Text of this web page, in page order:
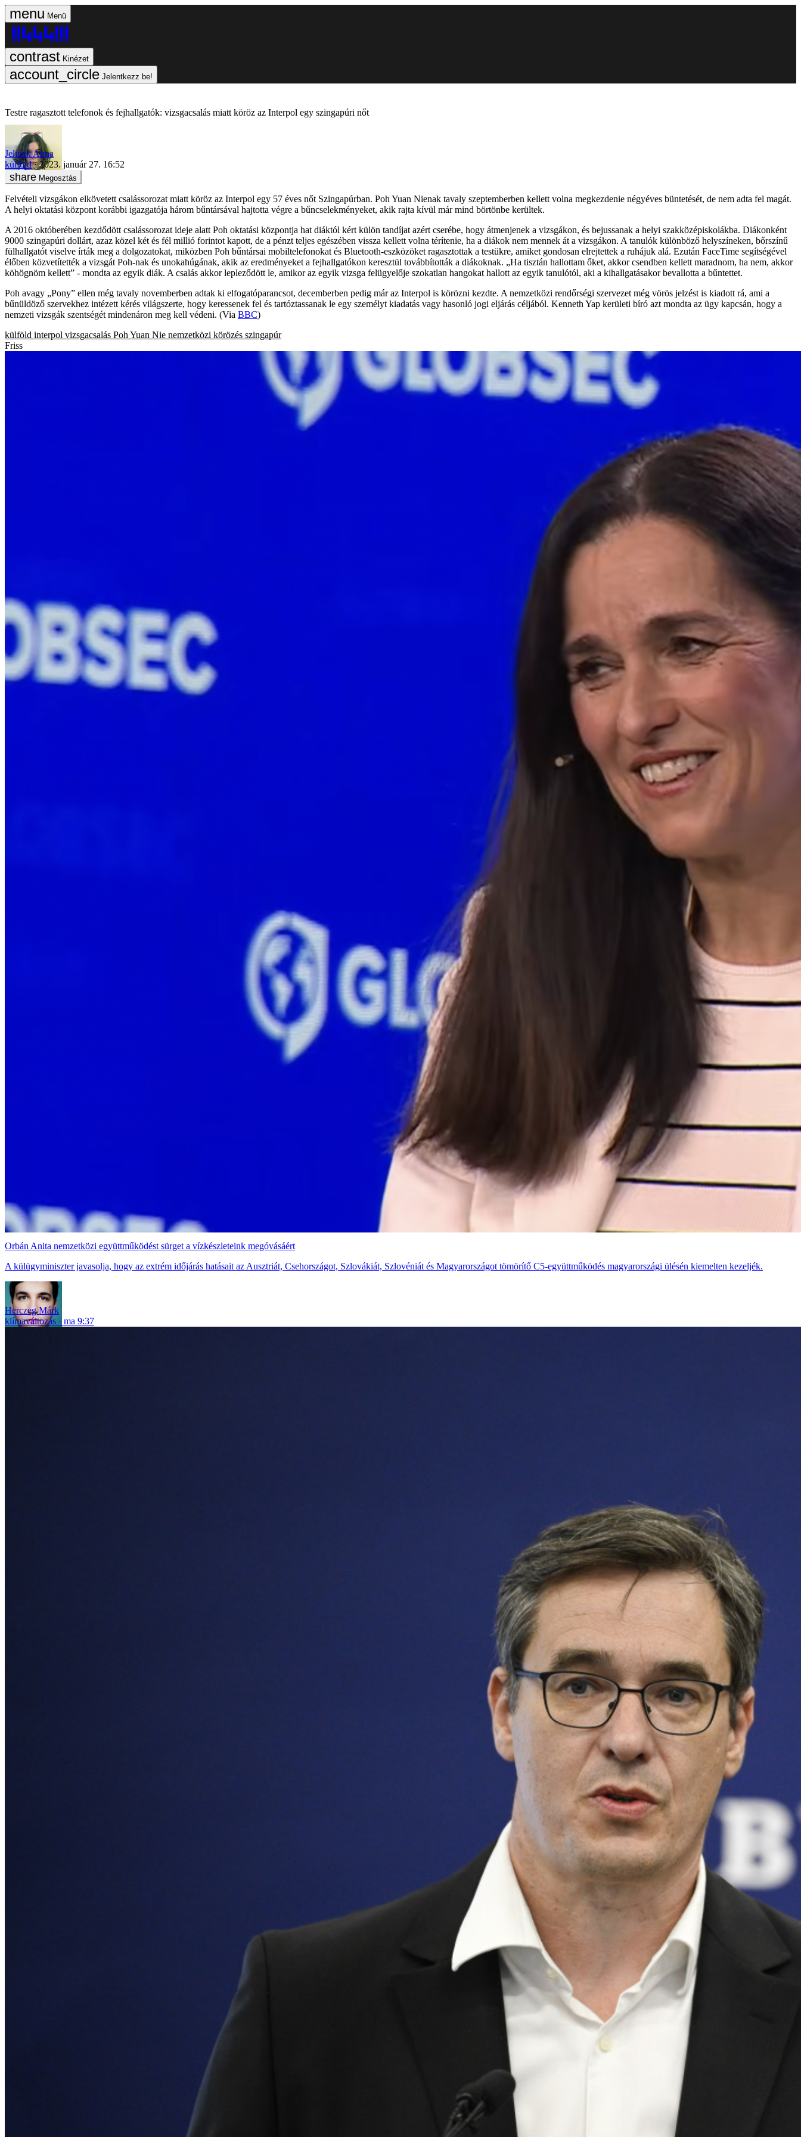
Menü
Kinézet
Jelentkezz be!
Testre ragasztott telefonok és fejhallgatók: vizsgacsalás miatt köröz az Interpol egy szingapúri nőt
Jelinek Anna
külföld
2023. január 27. 16:52
Megosztás
Felvételi vizsgákon elkövetett csalássorozat miatt köröz az Interpol egy 57 éves nőt Szingapúrban. Poh Yuan Nienak tavaly szeptemberben kellett volna megkezdenie négyéves büntetését, de nem adta fel magát.
A helyi oktatási központ korábbi igazgatója három bűntársával hajtotta végre a bűncselekményeket, akik rajta kívül már mind börtönbe kerültek.
A 2016 októberében kezdődött csalássorozat ideje alatt Poh oktatási központja hat diáktól kért külön tandíjat azért cserébe, hogy átmenjenek a vizsgákon, és bejussanak a helyi szakközépiskolákba. Diákonként
9000 szingapúri dollárt, azaz közel két és fél millió forintot kapott, de a pénzt teljes egészében vissza kellett volna térítenie, ha a diákok nem mennek át a vizsgákon. A tanulók különböző helyszíneken, bőrszínű
fülhallgatót viselve írták meg a dolgozatokat, miközben Poh bűntársai mobiltelefonokat és Bluetooth-eszközöket ragasztottak a testükre, amiket gondosan elrejtettek a ruhájuk alá. Ezután FaceTime segítségével
élőben közvetítették a vizsgát Poh-nak és unokahúgának, akik az eredményeket a fejhallgatókon keresztül továbbították a diákoknak. „Ha tisztán hallottam őket, akkor csendben kellett maradnom, ha nem, akkor
köhögnöm kellett” - mondta az egyik diák. A csalás akkor lepleződött le, amikor az egyik vizsga felügyelője szokatlan hangokat hallott az egyik tanulótól, aki a kihallgatásakor bevallotta a bűntettet.
Poh avagy „Pony” ellen még tavaly novemberben adtak ki elfogatóparancsot, decemberben pedig már az Interpol is körözni kezdte. A nemzetközi rendőrségi szervezet még vörös jelzést is kiadott rá, ami a
bűnüldöző szervekhez intézett kérés világszerte, hogy keressenek fel és tartóztassanak le egy személyt kiadatás vagy hasonló jogi eljárás céljából. Kenneth Yap kerületi bíró azt mondta az ügy kapcsán, hogy a
nemzeti vizsgák szentségét mindenáron meg kell védeni. (Via BBC)
külföld interpol vizsgacsalás Poh Yuan Nie nemzetközi körözés szingapúr
Friss
Orbán Anita nemzetközi együttműködést sürget a vízkészleteink megóvásáért
A külügyminiszter javasolja, hogy az extrém időjárás hatásait az Ausztriát, Csehországot, Szlovákiát, Szlovéniát és Magyarországot tömörítő C5-együttműködés magyarországi ülésén kiemelten kezeljék.
Herczeg Márk
klímaváltozás
ma 9:37